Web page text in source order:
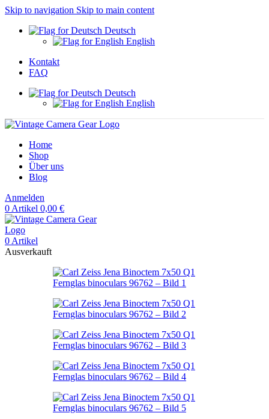
Skip to navigation Skip to main content
Deutsch
English
Kontakt
FAQ
Deutsch
English
Home
Shop
Über uns
Blog
Anmelden
0 Artikel 0,00 €
0 Artikel
Ausverkauft